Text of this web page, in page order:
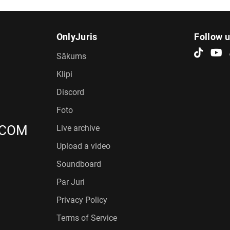
OnlyJuris
Sākums
Klipi
Discord
Foto
Live archive
Upload a video
Soundboard
Par Juri
Privacy Policy
Terms of Service
Follow